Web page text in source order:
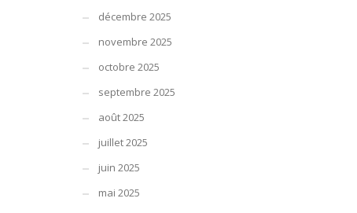
décembre 2025
novembre 2025
octobre 2025
septembre 2025
août 2025
juillet 2025
juin 2025
mai 2025